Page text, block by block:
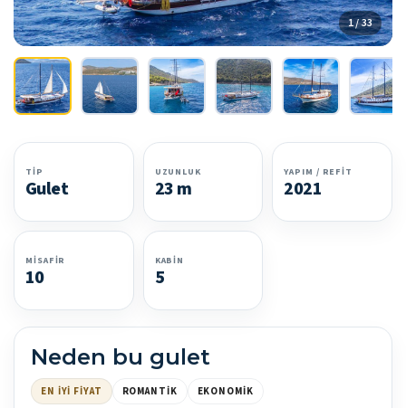
1 / 33
TIP
Gulet
UZUNLUK
23 m
YAPIM / REFIT
2021
MISAFIR
10
KABIN
5
Neden bu gulet
EN İYI FIYAT ROMANTIK EKONOMIK